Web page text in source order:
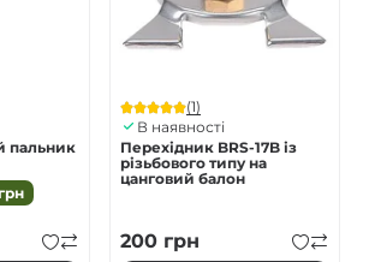
пальник
грн
(1)
В наявності
Перехідник BRS-17B із
різьбового типу на
цанговий балон
200 грн